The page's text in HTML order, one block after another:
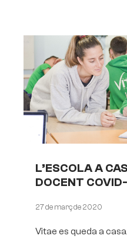
L’ESCOLA A
DOCENT
27 de març de 2020
Vitae es queda a